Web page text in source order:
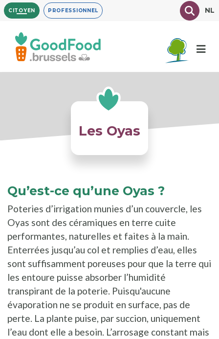
Aller
au
contenu
principal
CITOYEN PROFESSIONNEL TexteNL
Les Oyas
Qu’est-ce qu’une Oyas ?
Poteries d’irrigation munies d’un couvercle, les
Oyas sont des céramiques en terre cuite
performantes, naturelles et faites à la main.
Enterrées jusqu’au col et remplies d’eau, elles
sont suffisamment poreuses pour que la terre qui
les entoure puisse absorber l’humidité
transpirant de la poterie. Puisqu'aucune
évaporation ne se produit en surface, pas de
perte. La plante puise, par succion, uniquement
l’eau dont elle a besoin. L’arrosage constant mais